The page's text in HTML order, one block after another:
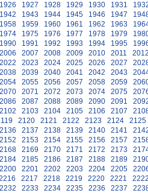
1926 1927 1928 1929 1930 1931
1942 1943 1944 1945 1946 1947
1958 1959 1960 1961 1962 1963
1974 1975 1976 1977 1978 1979
1990 1991 1992 1993 1994 1995
2006 2007 2008 2009 2010 2011
2022 2023 2024 2025 2026 2027
2038 2039 2040 2041 2042 2043
2054 2055 2056 2057 2058 2059
2070 2071 2072 2073 2074 2075
2086 2087 2088 2089 2090 2091
2102 2103 2104 2105 2106 2107
2120 2121 2122 2123 2124
2125
2136 2137 2138 2139 2140 2141
2152 2153 2154 2155 2156 2157
2168 2169 2170 2171 2172 2173
2184 2185 2186 2187 2188 2189
2200 2201 2202 2203 2204 2205
2217 2218 2219 2220 2221
2232 2233 2234 2235 2236 2237